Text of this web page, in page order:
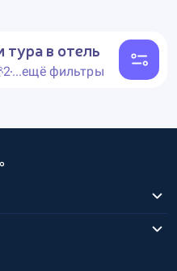
в отель
2...ещё фильтры